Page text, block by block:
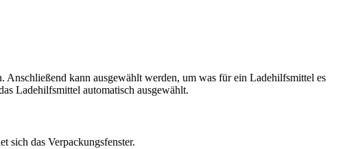
Anschließend kann ausgewählt werden, um was für ein Ladehilfsmittel es
Ladehilfsmittel automatisch ausgewählt.
sich das Verpackungsfenster.